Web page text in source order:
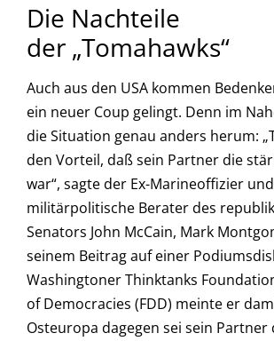
Die Nachteile
der „Tomahawks“
Auch aus den USA kommen
ein neuer Coup gelingt. Denn im
die Situation genau anders herum:
den Vorteil, daß sein Partner die
war“, sagte der Ex-Marineoffizier
militärpolitische Berater des
Senators John McCain, Mark
seinem Beitrag auf einer
Washingtoner Thinktanks
of Democracies (FDD) meinte er
Osteuropa dagegen sei sein Partner